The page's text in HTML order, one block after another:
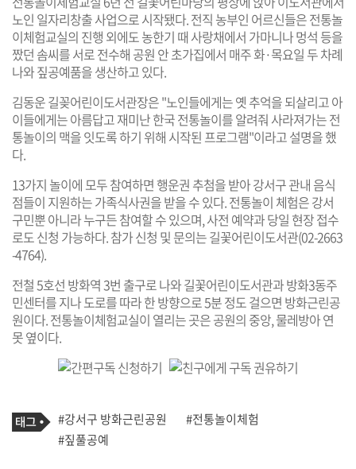
노인 일자리창출 사업으로 시작됐다. 전직 농부인 어르신들은 전통놀
이체험교실의 진행 외에도 농한기 때 사랑채에서 가마니나 멍석 등을
짰던 솜씨를 서로 전수해 공원 안 초가집에서 매주 화·목요일 두 차례
나와 짚공예품을 생산하고 있다.
김동운 길꽂어린이도서관장은 "노인들에게는 옛 추억을 되살리고 아
이들에게는 아름답고 재미난 한국 전통놀이를 알려줘 사라져가는 전
통놀이의 맥을 잇도록 하기 위해 시작된 프로그램"이라고 설명을 했
다.
13가지 놀이에 모두 참여하면 행운권 추첨을 받아 강서구 관내 음식
점들이 지원하는 가족식사권을 받을 수 있다. 전통놀이 체험은 강서
구민뿐 아니라 누구든 참여할 수 있으며, 사전 예약과 당일 현장 접수
로도 신청 가능하다. 참가 신청 및 문의는 길꽃어린이도서관(02-2663
-4764).
전철 5호선 방화역 3번 출구로 나와 길꽃어린이도서관과 방화3동주
민센터를 지나 도로를 따라 한 방향으로 5분 정도 걸으면 방화근린공
원이다. 전통놀이체험교실이 열리는 곳은 공원의 중앙, 물레방아 연
못 옆이다.
기
사
관
련
태
그
#강서구 방화근린공원
#전통놀이체험
#짚풀공예